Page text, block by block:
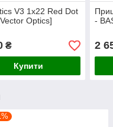
V3 1x22 Red Dot
Optics]
₴
Купити
-
2